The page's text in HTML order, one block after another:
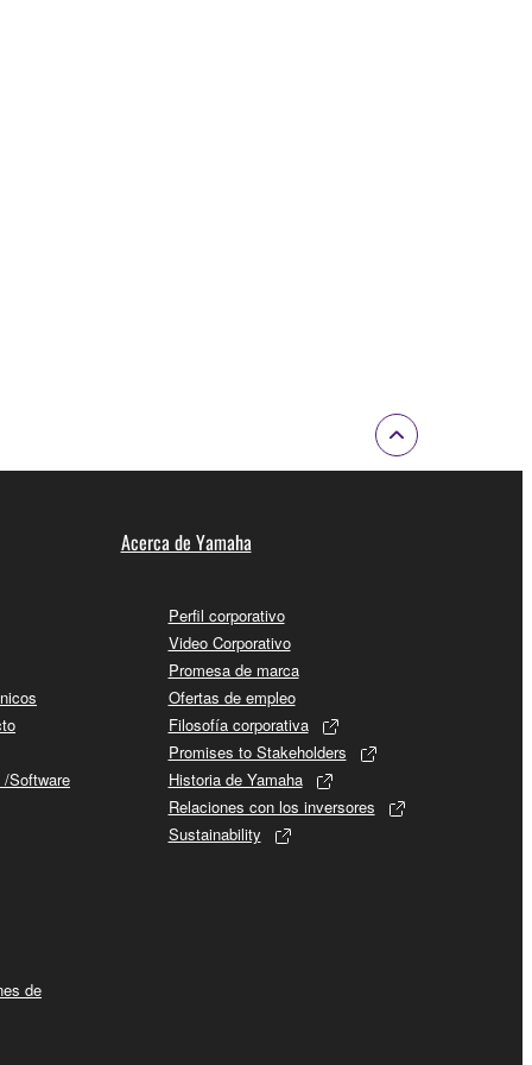
Software
de
Acerca de Yamaha
Perfil corporativo
Video Corporativo
Promesa de marca
Ofertas de empleo
Filosofía corporativa
Promises to Stakeholders
Historia de Yamaha
Relaciones con los inversores
Sustainability